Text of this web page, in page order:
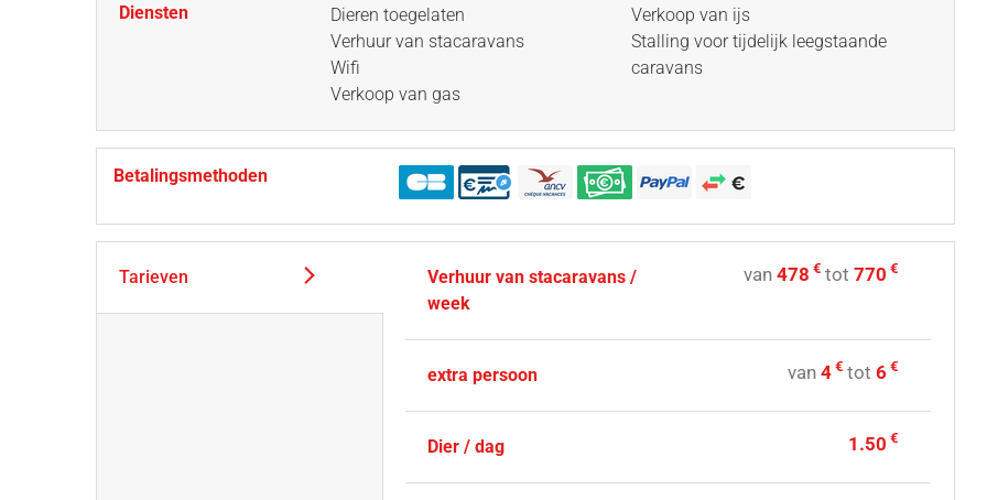
Diensten
Dieren toegelaten
Verhuur van stacaravans
Wifi
Verkoop van gas
Verkoop van ijs
Stalling voor tijdelijk leegstaande
caravans
Betalingsmethoden
Tarieven
Verhuur van stacaravans /
week
van478 € tot770 €
extra persoon van4 € tot6 €
Dier / dag 1.50 €